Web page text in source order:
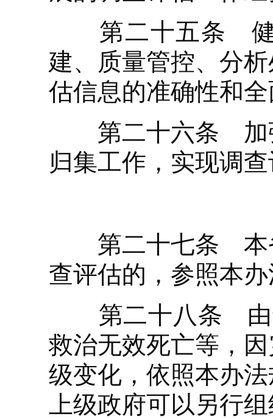
第二十五条 健
建、质量管控、分
估信息的准确性和
第二十六条 加强
归集工作，实现调
第二十七条 本省
查评估的，参照本
第二十八条 由于
救治无效死亡等，
级变化，依照本办
上级政府可以另行